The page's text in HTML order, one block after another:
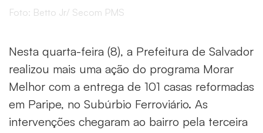
Foto: Betto Jr/ Secom PMS
Nesta quarta-feira (8), a Prefeitura de Salvador
realizou mais uma ação do programa Morar
Melhor com a entrega de 101 casas reformadas
em Paripe, no Subúrbio Ferroviário. As
intervenções chegaram ao bairro pela terceira